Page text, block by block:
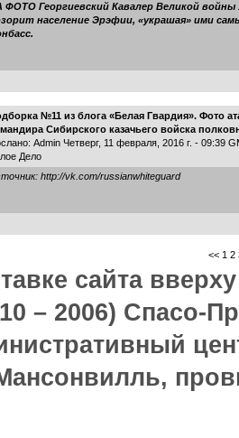
ФОТО Георгиевский Кавалер Великой
население Эрэфии, «украшая» ими
№11 из блога «Белая Гвардия». Фото
Сибирского казачьего войска
Admin Четверг, 11 февраля, 2016 г. - 09:39
Дело
http://vk.com/russianwhiteguard
<< 1 2
сайта
– 2006) Спасо-